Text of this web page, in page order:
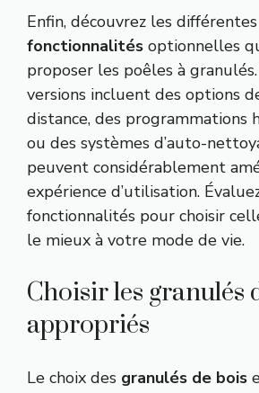
Enfin, découvrez les différentes
fonctionnalités optionnelles
proposer les poêles à
versions incluent des options
distance, des programmations
ou des systèmes d’auto-
peuvent considérablement
expérience d’utilisation.
fonctionnalités pour choisir
le mieux à votre mode de vie.
Choisir les granulés
appropriés
Le choix des granulés de bois